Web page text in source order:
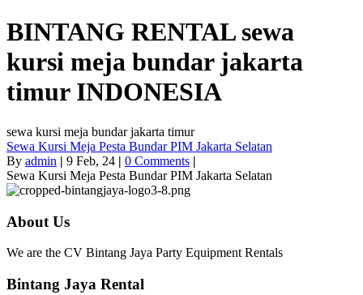
BINTANG RENTAL sewa
kursi meja bundar jakarta
timurINDONESIA
sewa kursi meja bundar jakarta timur
Sewa Kursi Meja Pesta Bundar PIM Jakarta Selatan
By admin | 9 Feb, 24 | 0 Comments |
Sewa Kursi Meja Pesta Bundar PIM Jakarta Selatan
About Us
We are the CV Bintang Jaya Party Equipment Rentals
Bintang Jaya Rental